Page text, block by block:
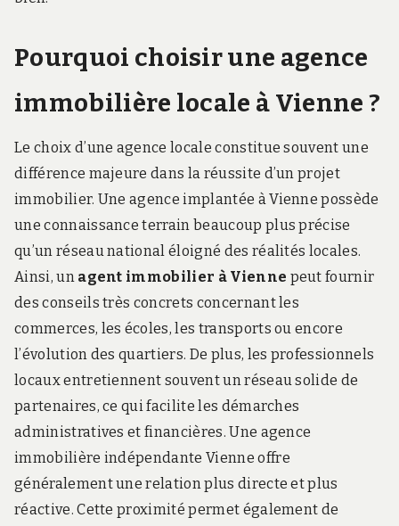
Pourquoi choisir une agence
immobilière locale à Vienne ?
Le choix d’une agence locale constitue souvent une
différence majeure dans la réussite d’un projet
immobilier. Une agence implantée à Vienne possède
une connaissance terrain beaucoup plus précise
qu’un réseau national éloigné des réalités locales.
Ainsi, un agent immobilier à Vienne peut fournir
des conseils très concrets concernant les
commerces, les écoles, les transports ou encore
l’évolution des quartiers. De plus, les professionnels
locaux entretiennent souvent un réseau solide de
partenaires, ce qui facilite les démarches
administratives et financières. Une agence
immobilière indépendante Vienne offre
généralement une relation plus directe et plus
réactive. Cette proximité permet également de